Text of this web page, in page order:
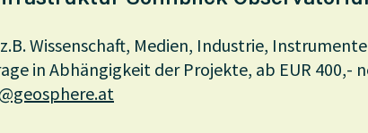
z.B. Wissenschaft, Medien, Industrie,
in Abhängigkeit der Projekte, ab EUR 400,-